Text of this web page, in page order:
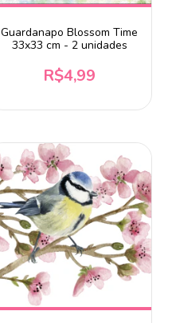
Guardanapo Blossom Time
33x33 cm - 2 unidades
R$4,99